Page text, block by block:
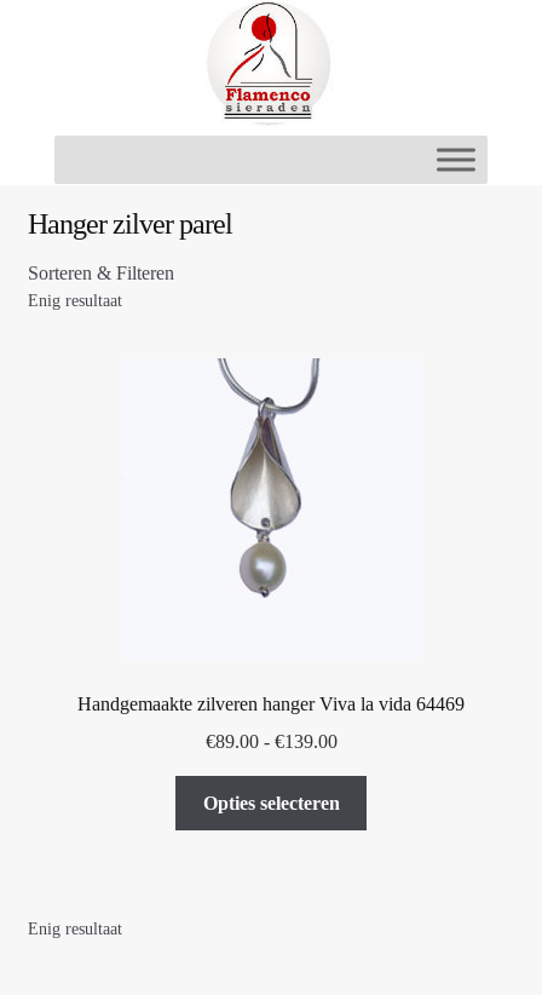
Hanger zilver parel
Sorteren & Filteren
Enig resultaat
Handgemaakte zilveren hanger Viva la vida 64469
€89.00 - €139.00Prijsklasse:
tot
€139.00
Opties selecteren
Enig resultaat